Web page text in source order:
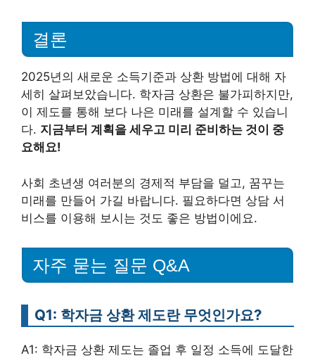
결론
2025년의 새로운 소득기준과 상환 방법에 대해 자
세히 살펴보았습니다. 학자금 상환은 불가피하지만,
이 제도를 통해 보다 나은 미래를 설계할 수 있습니
다. 지금부터 계획을 세우고 미리 준비하는 것이 중
요해요!
사회 초년생 여러분의 경제적 부담을 덜고, 꿈꾸는
미래를 만들어 가길 바랍니다. 필요하다면 상담 서
비스를 이용해 보시는 것도 좋은 방법이에요.
자주 묻는 질문 Q&A
Q1: 학자금 상환 제도란 무엇인가요?
A1: 학자금 상환 제도는 졸업 후 일정 소득에 도달한